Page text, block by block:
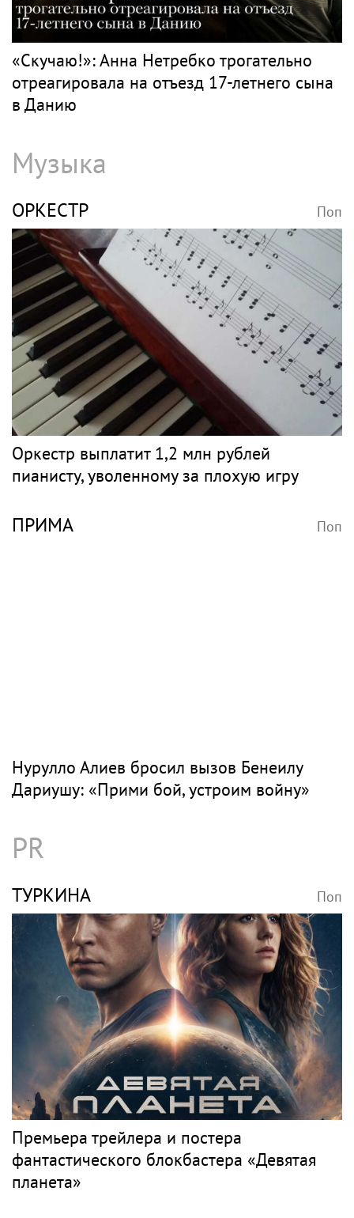
«Скучаю!»: Анна Нетребко трогательно
отреагировала на отъезд 17-летнего сына
в Данию
Музыка
ОРКЕСТР Поп
Оркестр выплатит 1,2 млн рублей
пианисту, уволенному за плохую игру
ПРИМА Поп
Нурулло Алиев бросил вызов Бенеилу
Дариушу: «Прими бой, устроим войну»
PR
ТУРКИНА Поп
Премьера трейлера и постера
фантастического блокбастера «Девятая
планета»